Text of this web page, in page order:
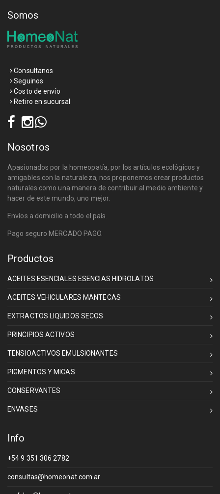
Somos
Consultanos
Seguinos
Costo de envío
Retiro en sucursal
Nosotros
Apasionados por la homeopatía, por los artículos ecológicos y
amigables con la naturaleza, nos proponemos crear productos
naturales como una manera de contribuir al medio ambiente y
hacer de este mundo, uno mejor.
Envíos a domicilio a todo el país.
Pago seguro MERCADO PAGO.
Productos
ACEITES ESENCIALES ESENCIAS HIDROLATOS
ACEITES VEHICULARES MANTECAS
EXTRACTOS LIQUIDOS SECOS
PRINCIPIOS ACTIVOS
TENSIOACTIVOS EMULSIONANTES
PIGMENTOS Y MICAS
CONSERVANTES
ENVASES
Info
+54 9 351 306 2782
consultas@homeonat.com.ar